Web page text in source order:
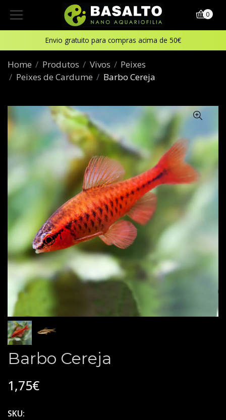
Envio gratuito para compras acima de 50€
0
Home Produtos Vivos
Peixes
Peixes de Cardume
Barbo Cereja
Barbo Cereja
1,75€
SKU: